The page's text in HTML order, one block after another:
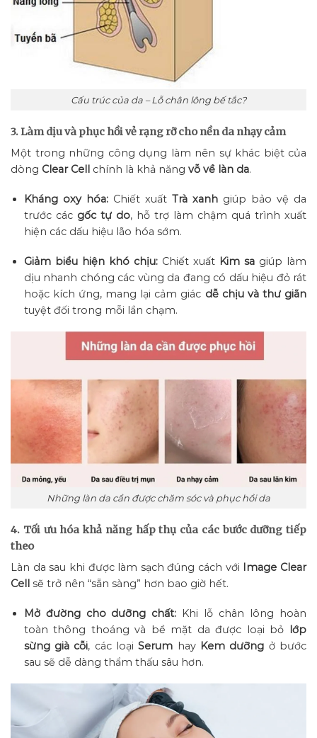
Cấu trúc của da – Lỗ chân lông bế tắc?
3. Làm dịu và phục hồi vẻ rạng rỡ cho nền da nhạy cảm
Một trong những công dụng làm nên sự khác biệt của
dòng Clear Cell chính là khả năng vỗ về làn da.
Kháng oxy hóa:Chiết xuất Trà xanhgiúp bảo vệ da
trước các gốc tự do, hỗ trợ làm chậm quá trình xuất
hiện các dấu hiệu lão hóa sớm.
Giảm biểu hiện khó chịu:Chiết xuất Kim sagiúp làm
dịu nhanh chóng các vùng da đang có dấu hiệu đỏ rát
hoặc kích ứng, mang lại cảm giác dễ chịu và thư giãn
tuyệt đối trong mỗi lần chạm.
Những làn da cần được chăm sóc và phục hồi da
4. Tối ưu hóa khả năng hấp thụ của các bước dưỡng tiếp
theo
Làn da sau khi được làm sạch đúng cách với Image Clear
Cell sẽ trở nên “sẵn sàng” hơn bao giờ hết.
Mở đường cho dưỡng chất: Khi lỗ chân lông hoàn
toàn thông thoáng và bề mặt da được loại bỏ lớp
sừng già cỗi, các loạiSerum hay Kem dưỡng ở bước
sau sẽ dễ dàng thẩm thấu sâu hơn.